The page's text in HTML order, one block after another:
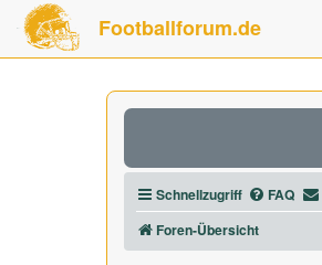
Footballforum.de
Schnellzugriff FAQ
Foren-Übersicht